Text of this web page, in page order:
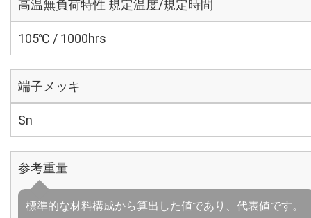
高温無負荷特性 規定温度/規定時間
105℃ / 1000hrs
端子メッキ
Sn
参考重量
標準的な材料構成から算出した値であり、代表値です。